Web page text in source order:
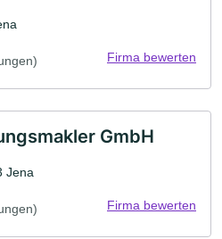
Firma bewerten
GmbH
Jena
Firma bewerten